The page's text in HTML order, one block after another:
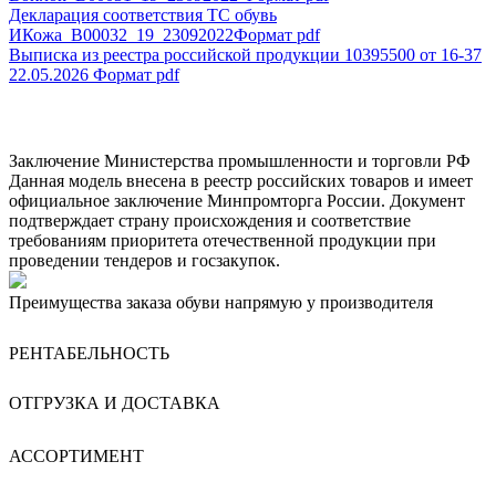
Декларация соответствия ТС обувь
ИКожа_В00032_19_23092022Формат pdf
Выписка из реестра российской продукции 10395500 от 16-37
22.05.2026 Формат pdf
Заключение Министерства промышленности и торговли РФ
Данная модель внесена в реестр российских товаров и имеет
официальное заключение Минпромторга России. Документ
подтверждает страну происхождения и соответствие
требованиям приоритета отечественной продукции при
проведении тендеров и госзакупок.
Преимущества заказа обуви напрямую у производителя
РЕНТАБЕЛЬНОСТЬ
ОТГРУЗКА И ДОСТАВКА
АССОРТИМЕНТ